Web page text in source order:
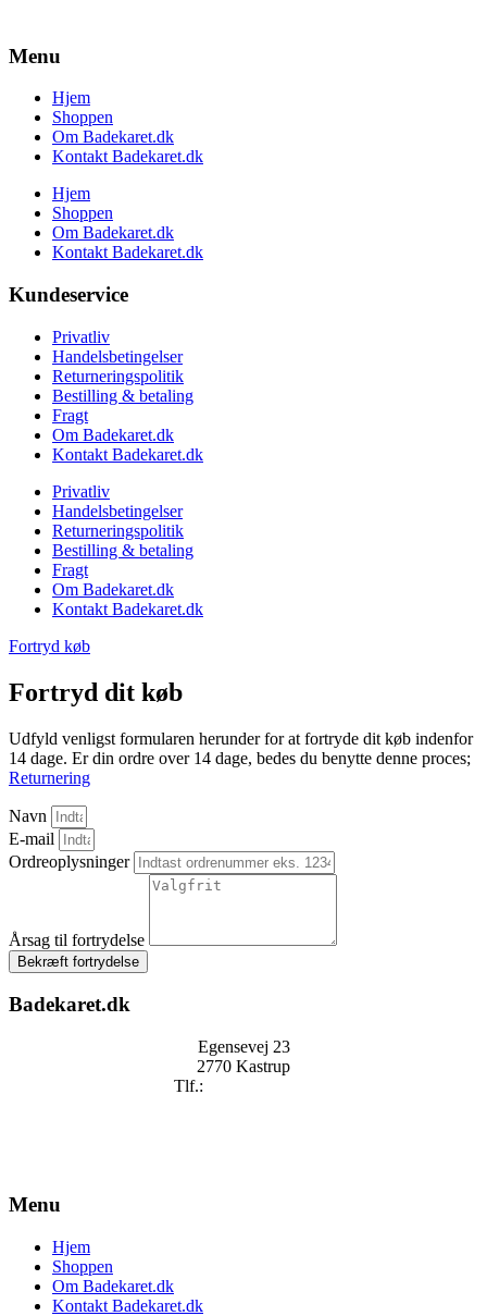
Menu
Hjem
Shoppen
Om Badekaret.dk
Kontakt Badekaret.dk
Hjem
Shoppen
Om Badekaret.dk
Kontakt Badekaret.dk
Kundeservice
Privatliv
Handelsbetingelser
Returneringspolitik
Bestilling & betaling
Fragt
Om Badekaret.dk
Kontakt Badekaret.dk
Privatliv
Handelsbetingelser
Returneringspolitik
Bestilling & betaling
Fragt
Om Badekaret.dk
Kontakt Badekaret.dk
Fortryd køb
Fortryd dit køb
Udfyld venligst formularen herunder for at fortryde dit køb indenfor
14 dage. Er din ordre over 14 dage, bedes du benytte denne proces;
Returnering
Navn
E-mail
Ordreoplysninger
Årsag til fortrydelse
Bekræft fortrydelse
Badekaret.dk
Egensevej 23
2770 Kastrup
Tlf.:
Menu
Hjem
Shoppen
Om Badekaret.dk
Kontakt Badekaret.dk